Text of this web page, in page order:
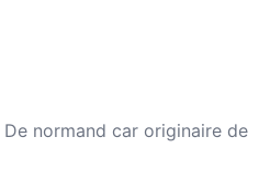
normand car originaire de